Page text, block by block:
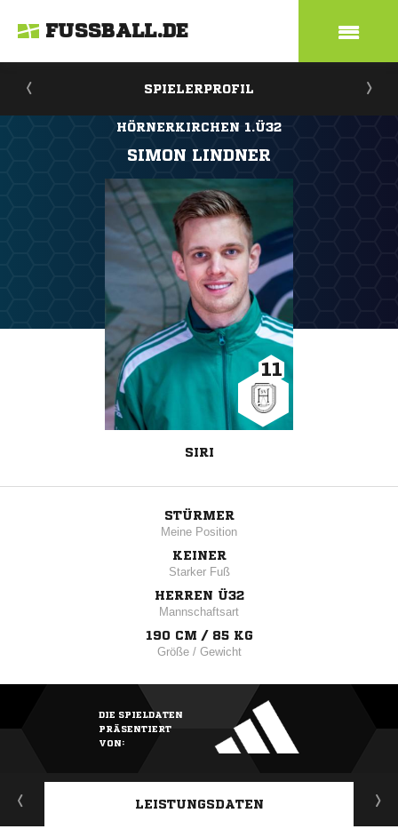
FUSSBALL.DE
SPIELERPROFIL
HÖRNERKIRCHEN 1.Ü32
SIMON LINDNER
11
SIRI
STÜRMER
Meine Position
KEINER
Starker Fuß
HERREN Ü32
Mannschaftsart
190 CM / 85 KG
Größe / Gewicht
DIE SPIELDATEN
PRÄSENTIERT
VON:
LEISTUNGSDATEN